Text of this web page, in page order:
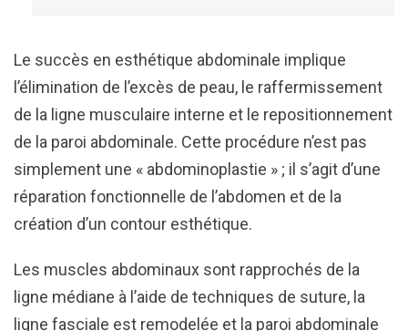
Le succès en esthétique abdominale implique
l’élimination de l’excès de peau, le raffermissement
de la ligne musculaire interne et le repositionnement
de la paroi abdominale. Cette procédure n’est pas
simplement une « abdominoplastie » ; il s’agit d’une
réparation fonctionnelle de l’abdomen et de la
création d’un contour esthétique.
Les muscles abdominaux sont rapprochés de la
ligne médiane à l’aide de techniques de suture, la
ligne fasciale est remodelée et la paroi abdominale